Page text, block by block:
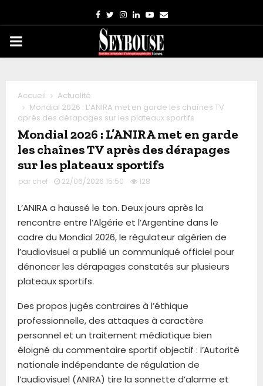
Facebook
TwitterInstagram
LinkedinYoutube
Email
PRIMARY
Accueil
Actualité
Mondial 2026 : L’ANIRA met en garde les chaînes TV
après des dérapages sur les plateaux sportifs
Mondial 2026 : L’ANIRA met en garde
les chaînes TV après des dérapages
sur les plateaux sportifs
par chef 22/06/2026 15:50 128
L’ANIRA a haussé le ton. Deux jours après la
rencontre entre l’Algérie et l’Argentine dans le
cadre du Mondial 2026, le régulateur algérien de
l’audiovisuel a publié un communiqué officiel pour
dénoncer les dérapages constatés sur plusieurs
plateaux sportifs.
Des propos jugés contraires à l’éthique
professionnelle, des attaques à caractère
personnel et un traitement médiatique bien
éloigné du commentaire sportif objectif : l’Autorité
nationale indépendante de régulation de
l’audiovisuel (ANIRA) tire la sonnette d’alarme et